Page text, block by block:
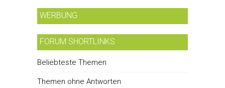
WERBUNG
FORUM SHORTLINKS
Beliebteste Themen
Themen ohne Antworten